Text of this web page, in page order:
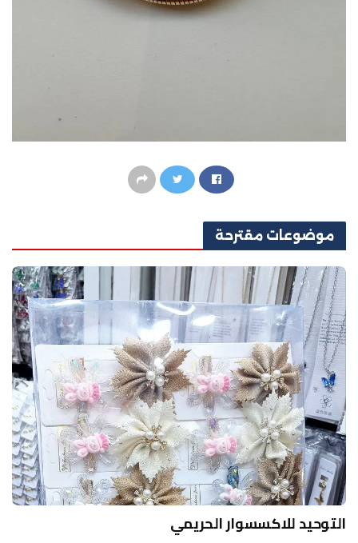
موضوعات مقترحة
التوحيد للاكسسوار الحريمي